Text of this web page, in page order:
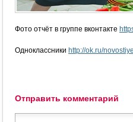
Фото отчёт в группе вконтакте
Одноклассники http://ok.ru/
Отправить комментарий